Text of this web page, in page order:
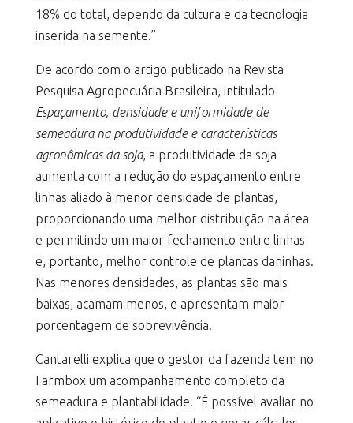
18% do total, dependo da cultura e da tecnologia
inserida na semente.”
De acordo com o artigo publicado na Revista
Pesquisa Agropecuária Brasileira, intitulado
Espaçamento, densidade e uniformidade de
semeadura na produtividade e características
agronômicas da soja, a produtividade da soja
aumenta com a redução do espaçamento entre
linhas aliado à menor densidade de plantas,
proporcionando uma melhor distribuição na área
e permitindo um maior fechamento entre linhas
e, portanto, melhor controle de plantas daninhas.
Nas menores densidades, as plantas são mais
baixas, acamam menos, e apresentam maior
porcentagem de sobrevivência.
Cantarelli explica que o gestor da fazenda tem no
Farmbox um acompanhamento completo da
semeadura e plantabilidade. “É possível avaliar no